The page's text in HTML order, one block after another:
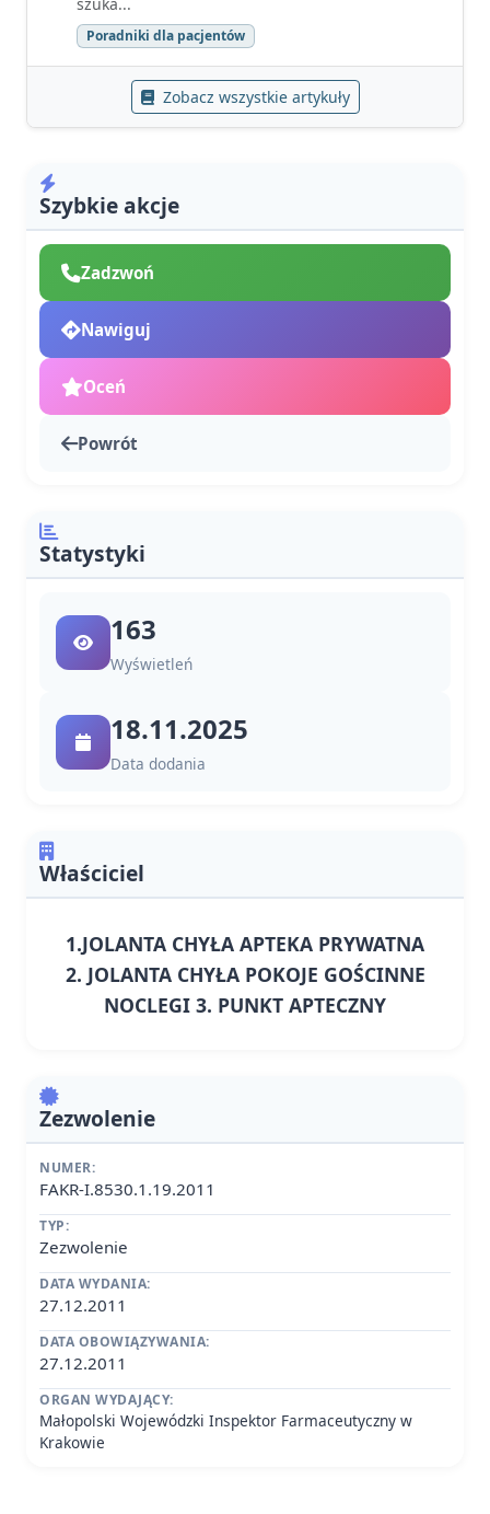
Poradniki dla pacjentów
Zobacz wszystkie artykuły
Szybkie akcje
Zadzwoń
Nawiguj
Oceń
Powrót
Statystyki
163
Wyświetleń
18.11.2025
Data dodania
Właściciel
1.JOLANTA CHYŁA APTEKA PRYWATNA
2. JOLANTA CHYŁA POKOJE GOŚCINNE
NOCLEGI 3. PUNKT APTECZNY
Zezwolenie
NUMER:
FAKR-I.8530.1.19.2011
TYP:
Zezwolenie
DATA WYDANIA:
27.12.2011
DATA OBOWIĄZYWANIA:
27.12.2011
ORGAN WYDAJĄCY:
Małopolski Wojewódzki Inspektor Farmaceutyczny w
Krakowie